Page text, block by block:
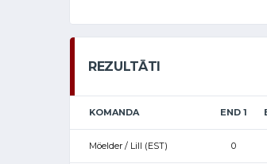
REZULTĀTI
KOMANDA END 1
Möelder / Lill (EST) 0